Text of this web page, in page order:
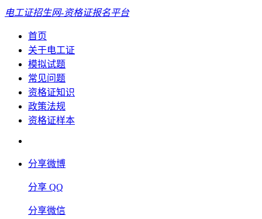
电工证招生网-资格证报名平台
首页
关于电工证
模拟试题
常见问题
资格证知识
政策法规
资格证样本
分享微博
分享 QQ
分享微信